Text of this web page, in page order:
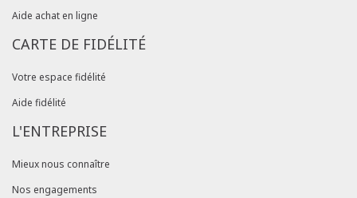
Aide achat en ligne
CARTE DE FIDÉLITÉ
Votre espace fidélité
Aide fidélité
L'ENTREPRISE
Mieux nous connaître
Nos engagements